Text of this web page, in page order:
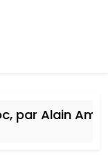
Alain Amiel